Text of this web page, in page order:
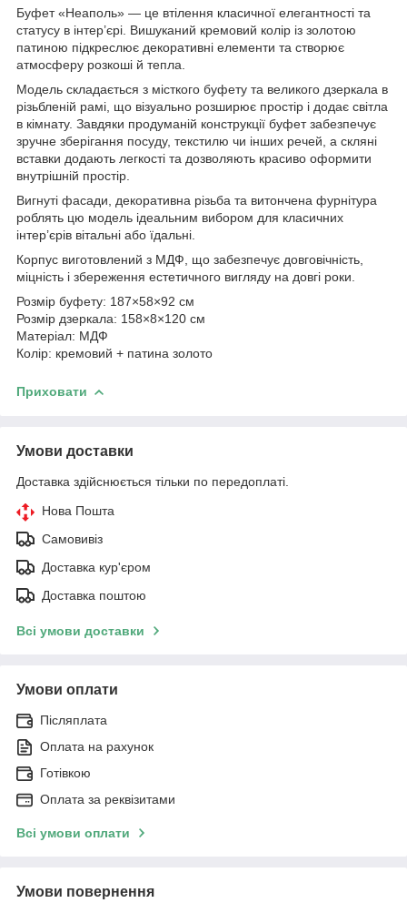
Буфет «Неаполь» — це втілення класичної елегантності та
статусу в інтер’єрі. Вишуканий кремовий колір із золотою
патиною підкреслює декоративні елементи та створює
атмосферу розкоші й тепла.
Модель складається з місткого буфету та великого дзеркала в
різьбленій рамі, що візуально розширює простір і додає світла
в кімнату. Завдяки продуманій конструкції буфет забезпечує
зручне зберігання посуду, текстилю чи інших речей, а скляні
вставки додають легкості та дозволяють красиво оформити
внутрішній простір.
Вигнуті фасади, декоративна різьба та витончена фурнітура
роблять цю модель ідеальним вибором для класичних
інтер’єрів вітальні або їдальні.
Корпус виготовлений з МДФ, що забезпечує довговічність,
міцність і збереження естетичного вигляду на довгі роки.
Розмір буфету: 187×58×92 см
Розмір дзеркала: 158×8×120 см
Матеріал: МДФ
Колір: кремовий + патина золото
Приховати
Умови доставки
Доставка здійснюється тільки по передоплаті.
Нова Пошта
Самовивіз
Доставка кур'єром
Доставка поштою
Всі умови доставки
Умови оплати
Післяплата
Оплата на рахунок
Готівкою
Оплата за реквізитами
Всі умови оплати
Умови повернення